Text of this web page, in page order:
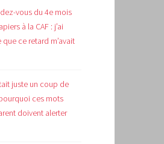
vous du 4e mois
à la CAF : j’ai
ce retard m’avait
juste un coup de
ces mots
doivent alerter